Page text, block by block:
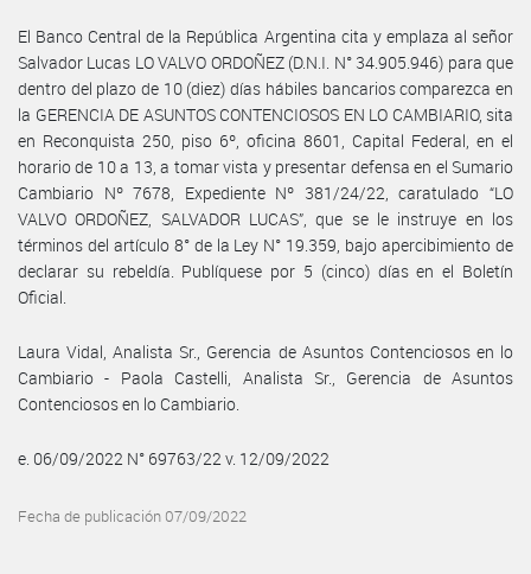
El Banco Central de la República Argentina cita y emplaza al señor
Salvador Lucas LO VALVO ORDOÑEZ (D.N.I. N° 34.905.946) para que
dentro del plazo de 10 (diez) días hábiles bancarios comparezca en
la GERENCIA DE ASUNTOS CONTENCIOSOS EN LO CAMBIARIO, sita
en Reconquista 250, piso 6º, oficina 8601, Capital Federal, en el
horario de 10 a 13, a tomar vista y presentar defensa en el Sumario
Cambiario Nº 7678, Expediente Nº 381/24/22, caratulado “LO
VALVO ORDOÑEZ, SALVADOR LUCAS”, que se le instruye en los
términos del artículo 8° de la Ley N° 19.359, bajo apercibimiento de
declarar su rebeldía. Publíquese por 5 (cinco) días en el Boletín
Oficial.
Laura Vidal, Analista Sr., Gerencia de Asuntos Contenciosos en lo
Cambiario - Paola Castelli, Analista Sr., Gerencia de Asuntos
Contenciosos en lo Cambiario.
e. 06/09/2022 N° 69763/22 v. 12/09/2022
Fecha de publicación 07/09/2022